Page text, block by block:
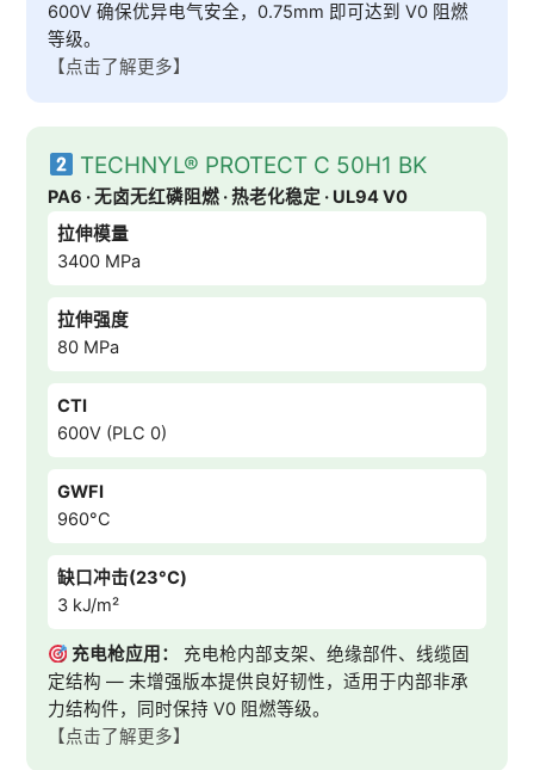
600V 确保优异电气安全，0.75mm 即可达到 V0 阻燃
等级。
【点击了解更多】
TECHNYL® PROTECT C 50H1 BK
PA6 · 无卤无红磷阻燃 · 热老化稳定 · UL94 V0
拉伸模量
3400 MPa
拉伸强度
80 MPa
CTI
600V (PLC 0)
GWFI
960°C
缺口冲击(23°C)
3 kJ/m²
充电枪应用：
充电枪内部支架、绝缘部件、线缆固
定结构 — 未增强版本提供良好韧性，适用于内部非承
力结构件，同时保持 V0 阻燃等级。
【点击了解更多】